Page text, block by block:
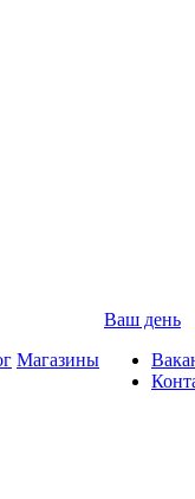
Магазины
Ваш день